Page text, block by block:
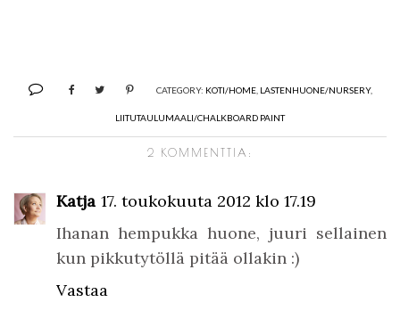
CATEGORY: KOTI/HOME, LASTENHUONE/NURSERY,
LIITUTAULUMAALI/CHALKBOARD PAINT
2 KOMMENTTIA:
Katja 17. toukokuuta 2012 klo 17.19
Ihanan hempukka huone, juuri sellainen
kun pikkutytöllä pitää ollakin :)
Vastaa